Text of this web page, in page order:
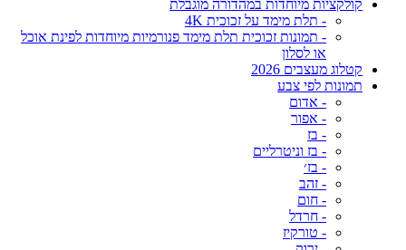
קולקציות מיוחדות במהדורה מוגבלת
- תלת מימד על זכוכית 4K
- תמונות זכוכית תלת מימד פנורמיות מיוחדות לפינת אוכל
או לסלון
קטלוג מעצבים 2026
תמונות לפי צבע
- אדום
- אפור
- בז
- בז וניטרליים
- בז׳
- זהב
- חום
- חרדל
- טורקיז